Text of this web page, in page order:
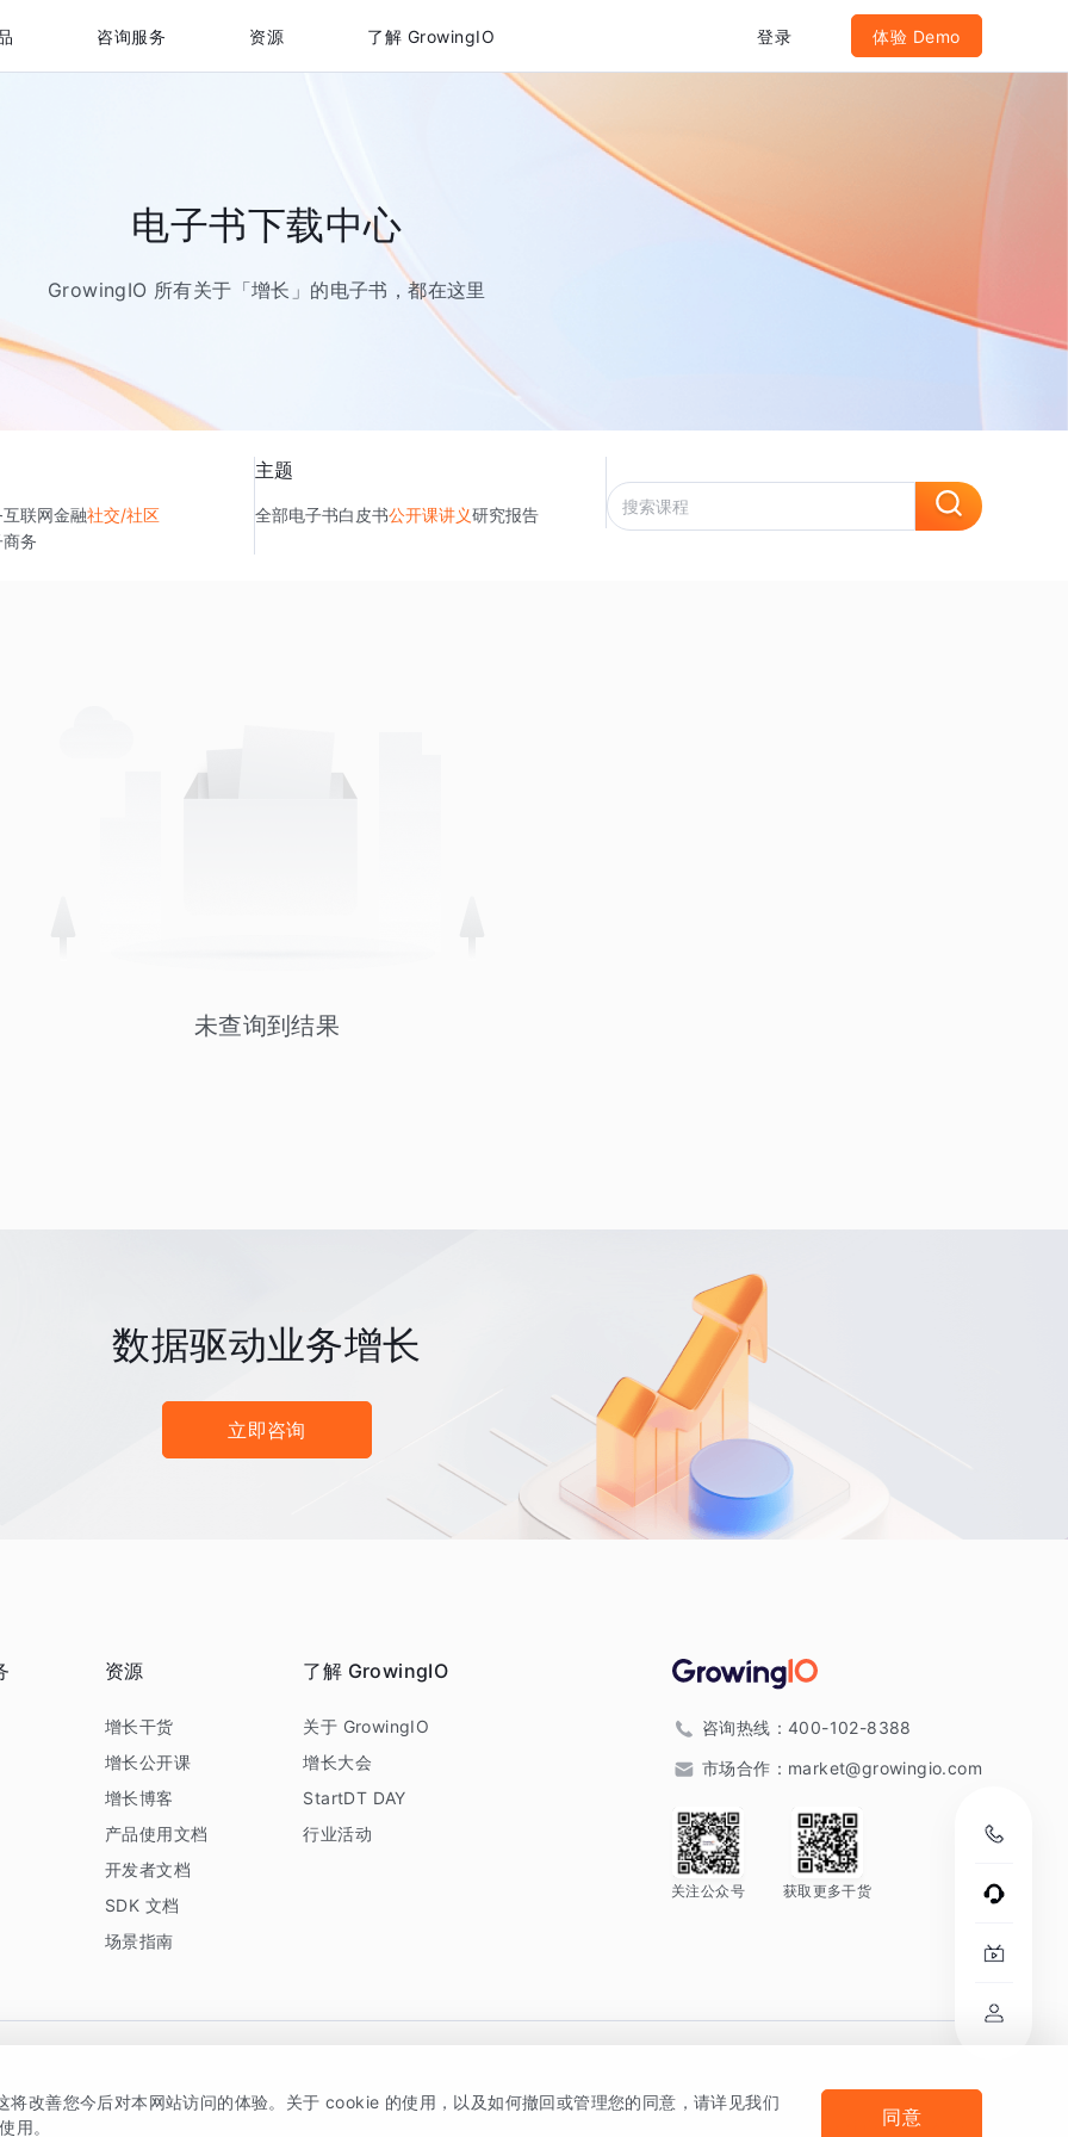
咨询服务 资源 了解 GrowingIO 登录 体验 Demo
电子书下载中心
GrowingIO 所有关于「增长」的电子书，都在这里
互联网金融社交/社区
务
主题
全部电子书白皮书公开课讲义研究报告
未查询到结果
数据驱动业务增长
立即咨询
资源
增长干货
增长公开课
增长博客
产品使用文档
开发者文档
SDK 文档
场景指南
了解 GrowingIO
关于 GrowingIO
增长大会
StartDT DAY
行业活动
咨询热线： 400-102-8388
市场合作： market@growingio.com
关注公众号 获取更多干货
号 法律声明及隐私条款
改善您今后对本网站访问的体验。关于 cookie 的使用，以及如何撤回或管理您的同意，请详见我们
用。 同意